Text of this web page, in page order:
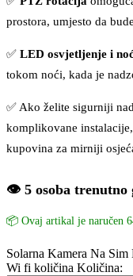
prostora, umjesto da
✅ LED osvjetljenje i
tokom noći, kada je
✅ Ako želite sigurniji
komplikovane instalacije,
kupovina za mirniji
👁️ 5 osoba trenutno
📦 Ovaj artikal je naručen
Solarna Kamera Na
Wi fi količina Količina: